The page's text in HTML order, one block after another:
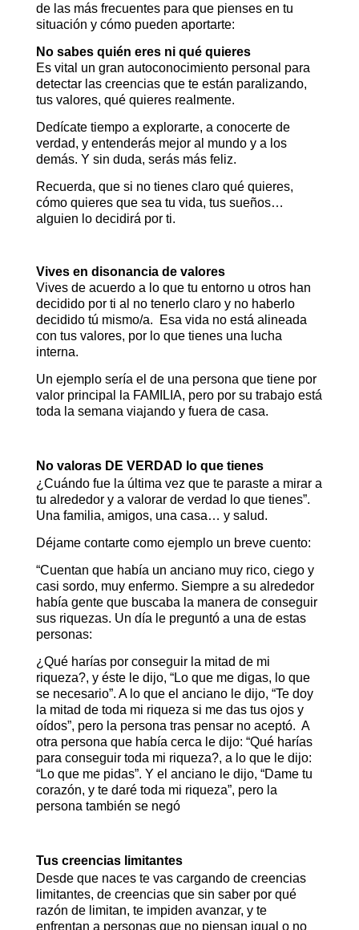
de las más frecuentes para que pienses en tu
situación y cómo pueden aportarte:
No sabes quién eres ni qué quieres
Es vital un gran autoconocimiento personal para
detectar las creencias que te están paralizando,
tus valores, qué quieres realmente.
Dedícate tiempo a explorarte, a conocerte de
verdad, y entenderás mejor al mundo y a los
demás. Y sin duda, serás más feliz.
Recuerda, que si no tienes claro qué quieres,
cómo quieres que sea tu vida, tus sueños…
alguien lo decidirá por ti.
Vives en disonancia de valores
Vives de acuerdo a lo que tu entorno u otros han
decidido por ti al no tenerlo claro y no haberlo
decidido tú mismo/a. Esa vida no está alineada
con tus valores, por lo que tienes una lucha
interna.
Un ejemplo sería el de una persona que tiene por
valor principal la FAMILIA, pero por su trabajo está
toda la semana viajando y fuera de casa.
No valoras DE VERDAD lo que tienes
¿Cuándo fue la última vez que te paraste a mirar a
tu alrededor y a valorar de verdad lo que tienes”.
Una familia, amigos, una casa… y salud.
Déjame contarte como ejemplo un breve cuento:
“Cuentan que había un anciano muy rico, ciego y
casi sordo, muy enfermo. Siempre a su alrededor
había gente que buscaba la manera de conseguir
sus riquezas. Un día le preguntó a una de estas
personas:
¿Qué harías por conseguir la mitad de mi
riqueza?, y éste le dijo, “Lo que me digas, lo que
se necesario”. A lo que el anciano le dijo, “Te doy
la mitad de toda mi riqueza si me das tus ojos y
oídos”, pero la persona tras pensar no aceptó. A
otra persona que había cerca le dijo: “Qué harías
para conseguir toda mi riqueza?, a lo que le dijo:
“Lo que me pidas”. Y el anciano le dijo, “Dame tu
corazón, y te daré toda mi riqueza”, pero la
persona también se negó
Tus creencias limitantes
Desde que naces te vas cargando de creencias
limitantes, de creencias que sin saber por qué
razón de limitan, te impiden avanzar, y te
enfrentan a personas que no piensan igual o no